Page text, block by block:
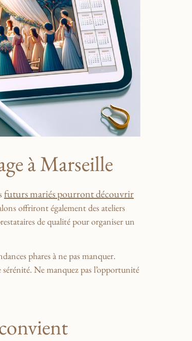
à‌ Marseille
futurs ‍mariés ⁤pourront découvrir
offriront‍ également des ateliers
de qualité pour organiser un⁢
phares à ne ​pas manquer.
‌Ne manquez pas ‍l’opportunité